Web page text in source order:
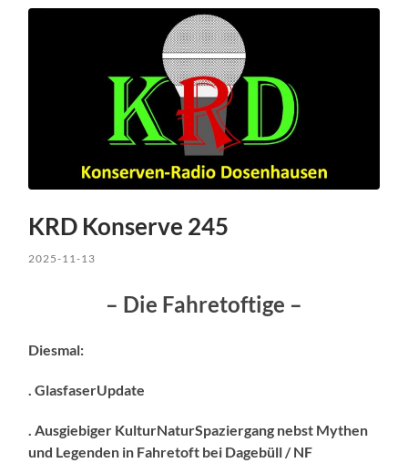
KRD Konserve 245
2025-11-13
– Die Fahretoftige –
Diesmal:
. GlasfaserUpdate
.Ausgiebiger KulturNaturSpaziergang nebst Mythen
und Legenden in Fahretoft bei Dagebüll / NF